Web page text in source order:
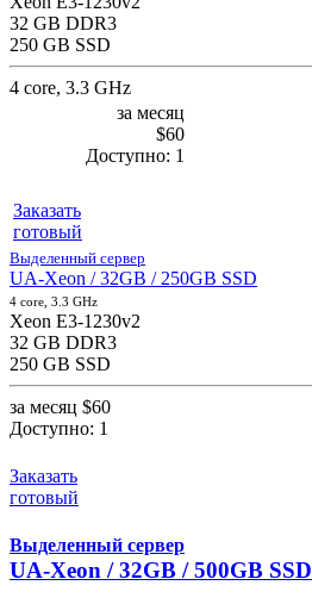
32 GB DDR3
250 GB SSD
4 core, 3.3 GHz
за месяц
$60
Доступно: 1
Заказать
готовый
Выделенный сервер
UA-Xeon / 32GB / 250GB SSD
4 core, 3.3 GHz
Xeon E3-1230v2
32 GB DDR3
250 GB SSD
за месяц $60
Доступно: 1
Заказать
готовый
Выделенный сервер
UA-Xeon / 32GB / 500GB SSD